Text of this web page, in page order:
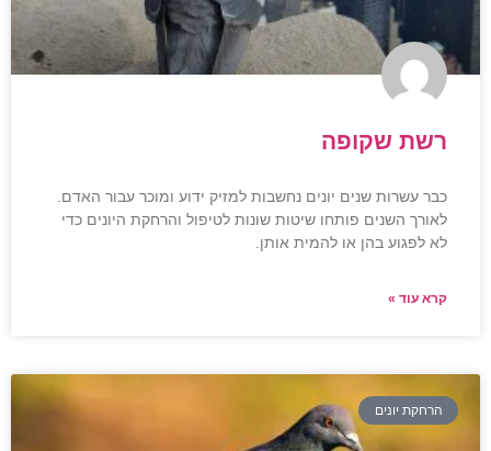
רשת שקופה
כבר עשרות שנים יונים נחשבות למזיק ידוע ומוכר עבור האדם.
לאורך השנים פותחו שיטות שונות לטיפול והרחקת היונים כדי
לא לפגוע בהן או להמית אותן.
קרא עוד »
הרחקת יונים